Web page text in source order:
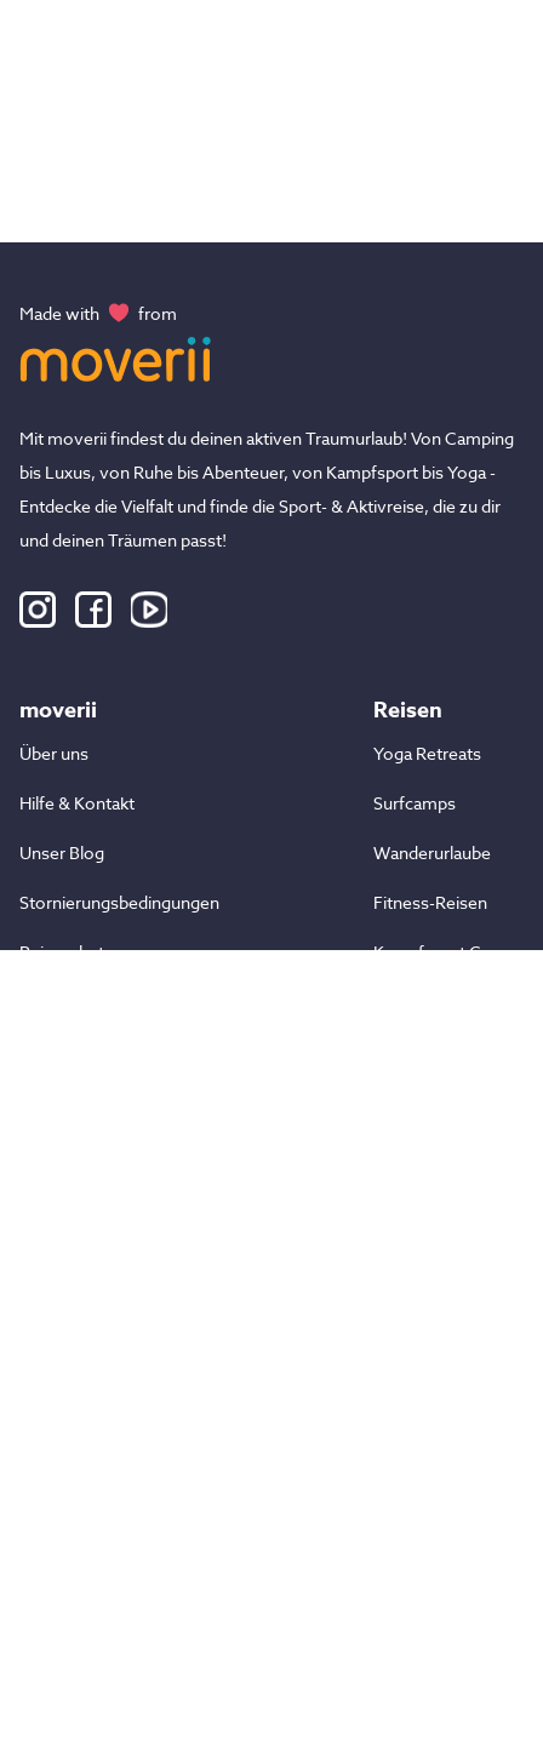
Made with from
Mit moverii findest du deinen aktiven Traumurlaub! Von Camping
bis Luxus, von Ruhe bis Abenteuer, von Kampfsport bis Yoga -
Entdecke die Vielfalt und finde die Sport- & Aktivreise, die zu dir
und deinen Träumen passt!
moverii
Über uns
Hilfe & Kontakt
Unser Blog
Stornierungsbedingungen
Reiseschutz
Reisen
Yoga Retreats
Surfcamps
Wanderurlaube
Fitness-Reisen
Kampfsport Camps